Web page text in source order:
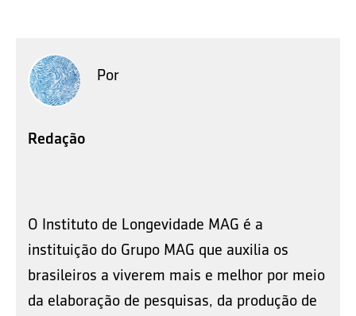
Por
Redação
O Instituto de Longevidade MAG é a
instituição do Grupo MAG que auxilia os
brasileiros a viverem mais e melhor por meio
da elaboração de pesquisas, da produção de